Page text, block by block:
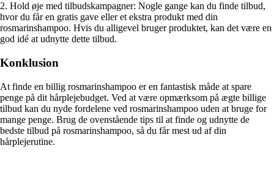
2. Hold øje med tilbudskampagner: Nogle gange kan du finde tilbud,
hvor du får en gratis gave eller et ekstra produkt med din
rosmarinshampoo. Hvis du alligevel bruger produktet, kan det være en
god idé at udnytte dette tilbud.
Konklusion
At finde en billig rosmarinshampoo er en fantastisk måde at spare
penge på dit hårplejebudget. Ved at være opmærksom på ægte billige
tilbud kan du nyde fordelene ved rosmarinshampoo uden at bruge for
mange penge. Brug de ovenstående tips til at finde og udnytte de
bedste tilbud på rosmarinshampoo, så du får mest ud af din
hårplejerutine.